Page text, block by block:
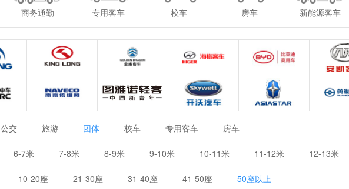
商务通勤 专用客车 校车 房车 新能源客车
公交 旅游 团体 校车 专用客车 房车
6-7米 7-8米 8-9米 9-10米 10-11米 11-12米 12-13米
10-20座 21-30座 31-40座 41-50座 50座以上